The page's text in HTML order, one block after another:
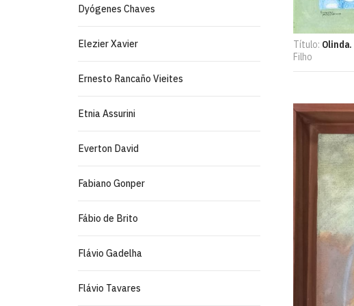
Dyógenes Chaves
Elezier Xavier
Ernesto Rancaño Vieites
Etnia Assurini
Everton David
Fabiano Gonper
Fábio de Brito
Flávio Gadelha
Flávio Tavares
Título: Olinda.
Filho